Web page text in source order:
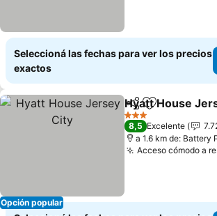
Seleccioná las fechas para ver los precios
exactos
Opción popular
Compartir
Añadir a
Hyatt House
3 Estrellas
8,5 Excelente
a 1.6 km de: Battery
Acceso cómodo a